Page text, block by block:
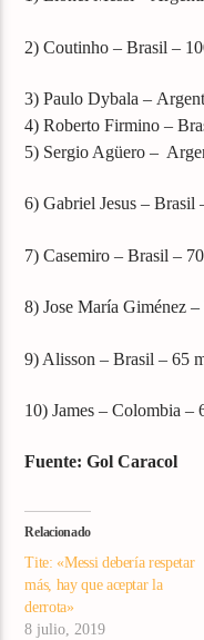
2) Coutinho – Brasil –
3) Paulo Dybala –
4) Roberto Firmino –
5) Sergio Agüero –
6) Gabriel Jesus – Brasil
7) Casemiro – Brasil –
8) Jose María Giménez
9) Alisson – Brasil – 65
10) James – Colombia –
Fuente: Gol Caracol
Relacionado
Tite: «Messi debería respetar
más, hay que aceptar la
derrota»
8 julio, 2019